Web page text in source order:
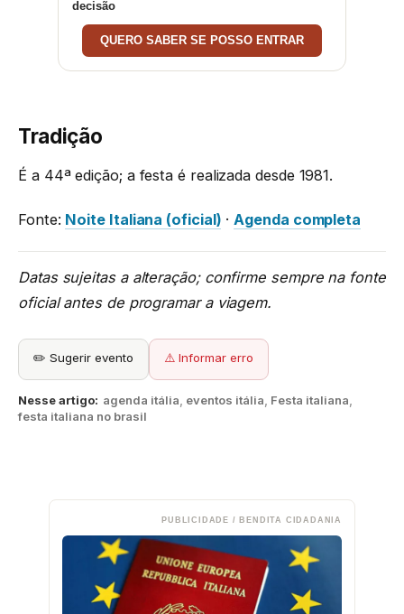
decisão
QUERO SABER SE POSSO ENTRAR
Tradição
É a 44ª edição; a festa é realizada desde 1981.
Fonte: Noite Italiana (oficial) ·Agenda completa
Datas sujeitas a alteração; confirme sempre na fonte
oficial antes de programar a viagem.
✏️ Sugerir evento ⚠️ Informar erro
Nesse artigo: agenda itália, eventos itália, Festa italiana,
festa italiana no brasil
PUBLICIDADE / BENDITA CIDADANIA